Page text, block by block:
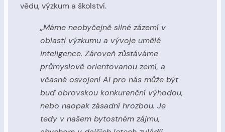
vědu, výzkum a školství.
„Máme neobyčejně silné zázemí v
oblasti výzkumu a vývoje umělé
inteligence. Zároveň zůstáváme
průmyslově orientovanou zemí, a
včasné osvojení AI pro nás může být
buď obrovskou konkurenční výhodou,
nebo naopak zásadní hrozbou. Je
tedy v našem bytostném zájmu,